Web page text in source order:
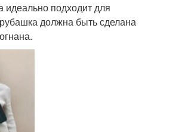
идеально подходит для
должна быть сделана